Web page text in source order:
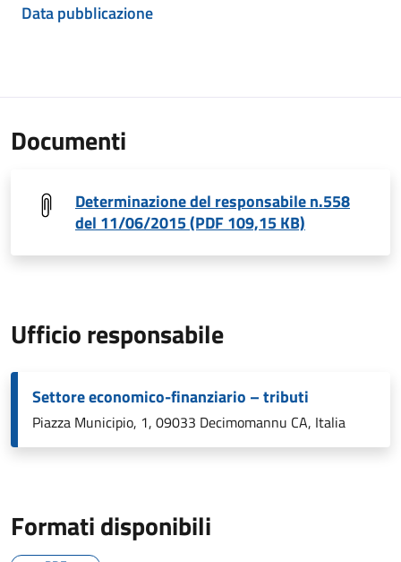
Data pubblicazione
Documenti
Determinazione del responsabile n.558
del 11/06/2015 (PDF 109,15 KB)
Ufficio responsabile
Settore economico-finanziario – tributi
Piazza Municipio, 1, 09033 Decimomannu CA, Italia
Formati disponibili